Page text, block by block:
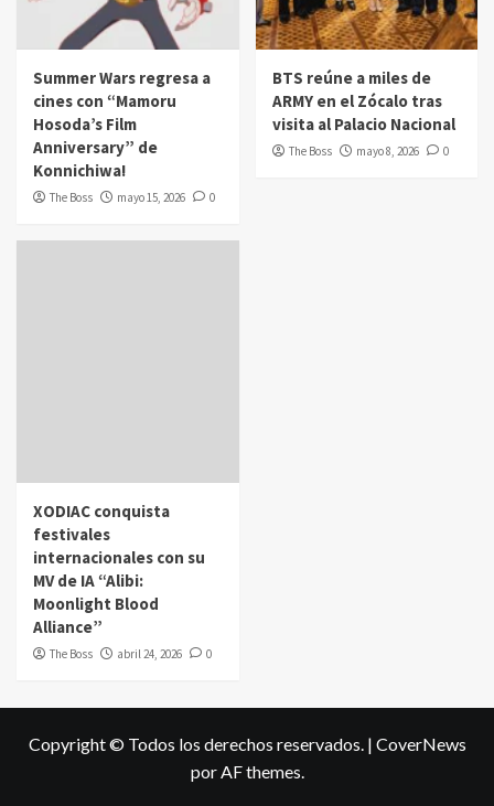
Summer Wars regresa a
cines con “Mamoru
Hosoda’s Film
Anniversary” de
Konnichiwa!
The Boss mayo 15, 2026 0
BTS reúne a miles de
ARMY en el Zócalo tras
visita al Palacio Nacional
The Boss mayo 8, 2026 0
XODIAC conquista
festivales
internacionales con su
MV de IA “Alibi:
Moonlight Blood
Alliance”
The Boss abril 24, 2026 0
Copyright © Todos los derechos reservados. | CoverNews
por AF themes.